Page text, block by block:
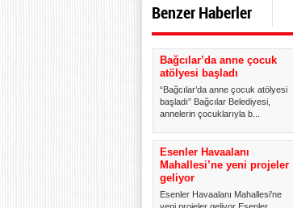
Benzer Haberler
Bağcılar’da anne çocuk
atölyesi başladı
“Bağcılar’da anne çocuk atölyesi
başladı” Bağcılar Belediyesi,
annelerin çocuklarıyla b...
Esenler Havaalanı
Mahallesi’ne yeni projeler
geliyor
Esenler Havaalanı Mahallesi'ne